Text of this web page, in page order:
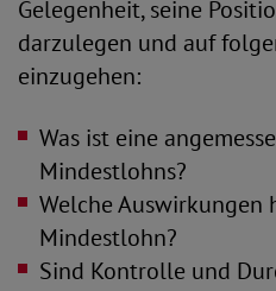
Gelegenheit, seine
darzulegen und auf
einzugehen:
Was ist eine
Mindestlohns?
Welche Auswirkungen
Mindestlohn?
Sind Kontrolle und